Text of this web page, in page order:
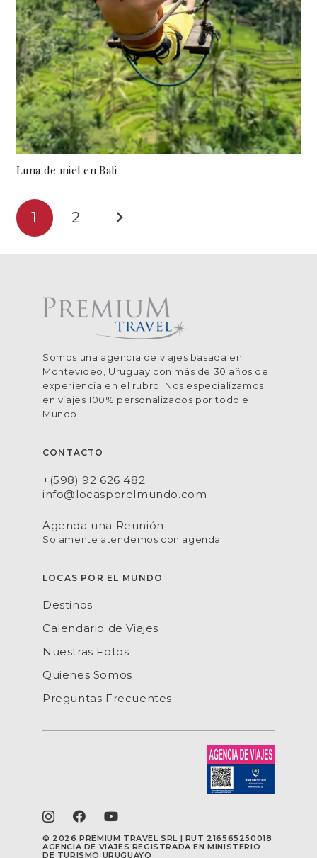
Luna de miel en Bali
1 2
Somos una agencia de viajes basada en
Montevideo, Uruguay con más de 30 años de
experiencia en el rubro. Nos especializamos
en viajes 100% personalizados por todo el
Mundo.
CONTACTO
+(598) 92 626 482
info@locasporelmundo.com
Agenda una Reunión
Solamente atendemos con agenda
LOCAS POR EL MUNDO
Destinos
Calendario de Viajes
Nuestras Fotos
Quienes Somos
Preguntas Frecuentes
© 2026 PREMIUM TRAVEL SRL | RUT 216565250018
AGENCIA DE VIAJES REGISTRADA EN MINISTERIO
DE TURISMO URUGUAYO